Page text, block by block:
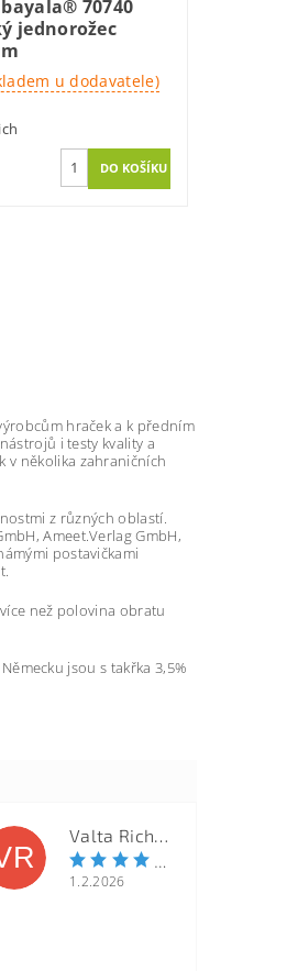
70740
jednorožec
u dodavatele)
hraček a k předním
i testy kvality a
v několika zahraničních
z různých oblastí.
Ameet.Verlag GmbH,
postavičkami
než polovina obratu
jsou s takřka 3,5%
1.2.2026